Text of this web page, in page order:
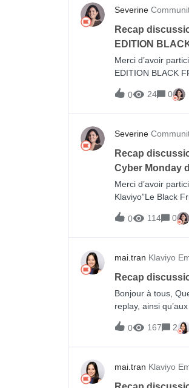
sur une référence
Severine
Recap
EDITION
Merci d’avoir
EDITION BLACK
0
24 0
Severine
Recap
Cyber Monday
Merci d’avoir
Klaviyo”Le Black
perdre du temps
stratégie de Black
vous n’avez pas
0 114 0
mai.tran Klaviyo
Recap
Bonjour à tous,
replay, ainsi
de flows avancés :
envoyez un email
également remplir
0 167 2
mai.tran Klaviyo